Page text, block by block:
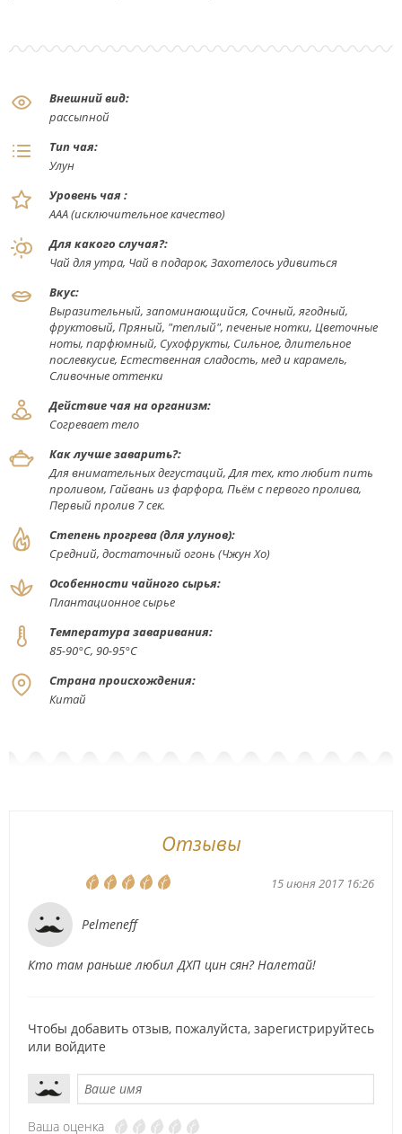
Внешний вид:
рассыпной
Тип чая:
Улун
Уровень чая :
ААА (исключительное качество)
Для какого случая?:
Чай для утра, Чай в подарок, Захотелось удивиться
Вкус:
Выразительный, запоминающийся, Сочный, ягодный,
фруктовый, Пряный, "теплый", печеные нотки, Цветочные
ноты, парфюмный, Сухофрукты, Сильное, длительное
послевкусие, Естественная сладость, мед и карамель,
Сливочные оттенки
Действие чая на организм:
Согревает тело
Как лучше заварить?:
Для внимательных дегустаций, Для тех, кто любит пить
проливом, Гайвань из фарфора, Пьём с первого пролива,
Первый пролив 7 сек.
Степень прогрева (для улунов):
Средний, достаточный огонь (Чжун Хо)
Особенности чайного сырья:
Плантационное сырье
Температура заваривания:
85-90°С, 90-95°С
Страна происхождения:
Китай
Отзывы
15 июня 2017 16:26
Pelmeneff
Кто там раньше любил ДХП цин сян? Налетай!
Чтобы добавить отзыв, пожалуйста, зарегистрируйтесь
или войдите
Ваша оценка